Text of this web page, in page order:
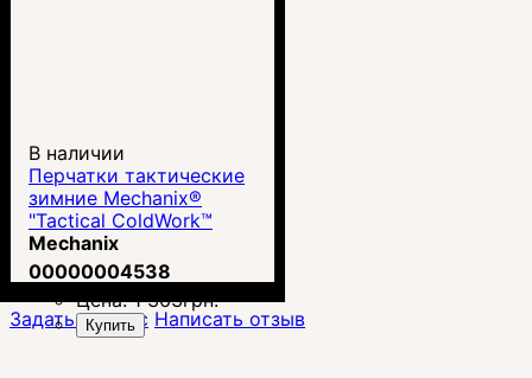
В наличии
Перчатки тактические
зимние Mechanix®
"Tactical ColdWork™
FastFit® Coyote
Mechanix
00000004538
Цена:1 363грн.
Купить
Задать вопрос Написать отзыв